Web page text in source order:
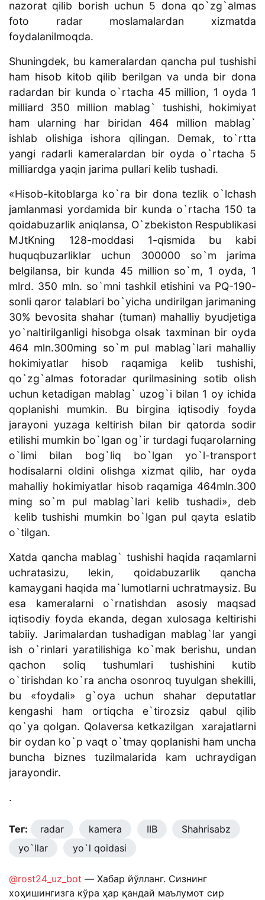
nazorat qilib borish uchun 5 dona qo`zg`almas
foto radar moslamalardan xizmatda
foydalanilmoqda.
Shuningdek, bu kameralardan qancha pul tushishi
ham hisob kitob qilib berilgan va unda bir dona
radardan bir kunda o`rtacha 45 million, 1 oyda 1
milliard 350 million mablag` tushishi, hokimiyat
ham ularning har biridan 464 million mablag`
ishlab olishiga ishora qilingan. Demak, to`rtta
yangi radarli kameralardan bir oyda o`rtacha 5
milliardga yaqin jarima pullari kelib tushadi.
«Hisob-kitoblarga ko`ra bir dona tezlik o`lchash
jamlanmasi yordamida bir kunda o`rtacha 150 ta
qoidabuzarlik aniqlansa, O`zbekiston Respublikasi
MJtKning 128-moddasi 1-qismida bu kabi
huquqbuzarliklar uchun 300000 so`m jarima
belgilansa, bir kunda 45 million so`m, 1 oyda, 1
mlrd. 350 mln. so`mni tashkil etishini va PQ-190-
sonli qaror talablari bo`yicha undirilgan jarimaning
30% bevosita shahar (tuman) mahalliy byudjetiga
yo`naltirilganligi hisobga olsak taxminan bir oyda
464 mln.300ming so`m pul mablag`lari mahalliy
hokimiyatlar hisob raqamiga kelib tushishi,
qo`zg`almas fotoradar qurilmasining sotib olish
uchun ketadigan mablag` uzog`i bilan 1 oy ichida
qoplanishi mumkin. Bu birgina iqtisodiy foyda
jarayoni yuzaga keltirish bilan bir qatorda sodir
etilishi mumkin bo`lgan og`ir turdagi fuqarolarning
o`limi bilan bog`liq bo`lgan yo`l-transport
hodisalarni oldini olishga xizmat qilib, har oyda
mahalliy hokimiyatlar hisob raqamiga 464mln.300
ming so`m pul mablag`lari kelib tushadi», deb
kelib tushishi mumkin bo`lgan pul qayta eslatib
o`tilgan.
Xatda qancha mablag` tushishi haqida raqamlarni
uchratasizu, lekin, qoidabuzarlik qancha
kamaygani haqida ma`lumotlarni uchratmaysiz. Bu
esa kameralarni o`rnatishdan asosiy maqsad
iqtisodiy foyda ekanda, degan xulosaga keltirishi
tabiiy. Jarimalardan tushadigan mablag`lar yangi
ish o`rinlari yaratilishiga ko`mak berishu, undan
qachon soliq tushumlari tushishini kutib
o`tirishdan ko`ra ancha osonroq tuyulgan shekilli,
bu «foydali» g`oya uchun shahar deputatlar
kengashi ham ortiqcha e`tirozsiz qabul qilib
qo`ya qolgan. Qolaversa ketkazilgan xarajatlarni
bir oydan ko`p vaqt o`tmay qoplanishi ham uncha
buncha biznes tuzilmalarida kam uchraydigan
jarayondir.
.
Тег: radar kamera IIB
Shahrisabz
yo`llar
yo`l qoidasi
@rost24_uz_bot — Хабар йўлланг. Сизнинг
хоҳишингизга кўра ҳар қандай маълумот сир